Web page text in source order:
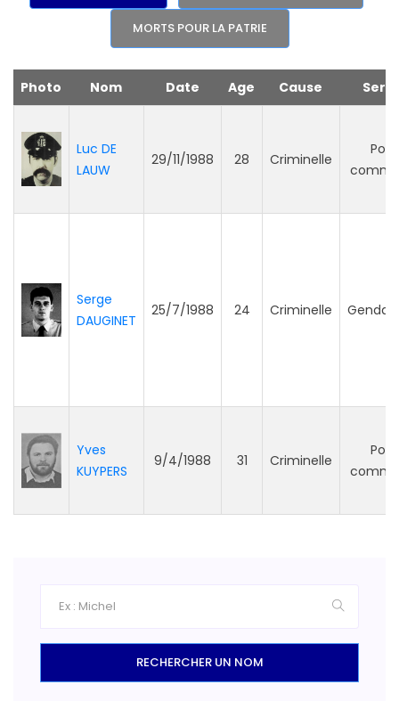
MORTS POUR LA PATRIE
Photo Nom Date Age Cause
Luc DE
LAUW
29/11/1988 28 Criminelle
Serge
DAUGINET
25/7/1988 24 Criminelle
Yves
KUYPERS
9/4/1988 31 Criminelle
RECHERCHER UN NOM